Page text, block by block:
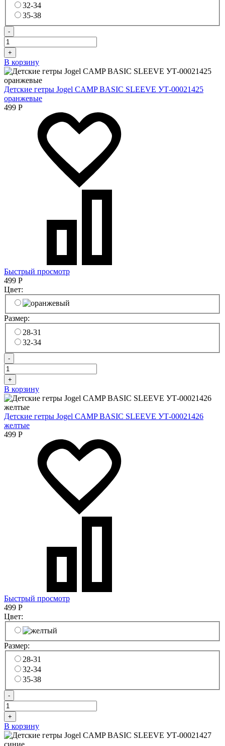
32-34
35-38
-
+
В корзину
Детские гетры Jogel CAMP BASIC SLEEVE УТ-00021425
оранжевые
499 Р
Быстрый просмотр
499 Р
Цвет:
Размер:
28-31
32-34
-
+
В корзину
Детские гетры Jogel CAMP BASIC SLEEVE УТ-00021426
желтые
499 Р
Быстрый просмотр
499 Р
Цвет:
Размер:
28-31
32-34
35-38
-
+
В корзину